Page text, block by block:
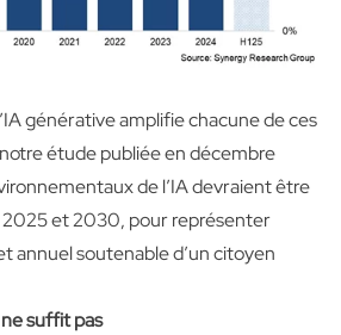
générative amplifie chacune de ces
étude publiée en décembre
de l’IA devraient être
2025 et 2030, pour représenter
annuel soutenable d’un citoyen
suffit pas